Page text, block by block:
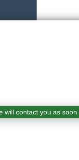
will contact you as